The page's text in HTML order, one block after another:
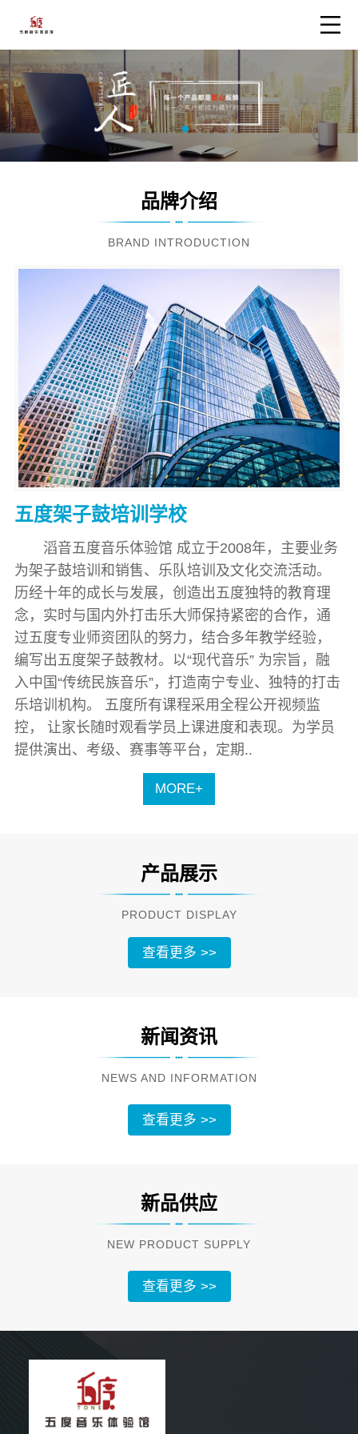
品牌介绍
BRAND INTRODUCTION
五度架子鼓培训学校
滔音五度音乐体验馆 成立于2008年，主要业务
为架子鼓培训和销售、乐队培训及文化交流活动。
历经十年的成长与发展，创造出五度独特的教育理
念，实时与国内外打击乐大师保持紧密的合作，通
过五度专业师资团队的努力，结合多年教学经验，
编写出五度架子鼓教材。以“现代音乐” 为宗旨，融
入中国“传统民族音乐”，打造南宁专业、独特的打击
乐培训机构。 五度所有课程采用全程公开视频监
控， 让家长随时观看学员上课进度和表现。为学员
提供演出、考级、赛事等平台，定期..
MORE+
产品展示
PRODUCT DISPLAY
查看更多 >>
新闻资讯
NEWS AND INFORMATION
查看更多 >>
新品供应
NEW PRODUCT SUPPLY
查看更多 >>